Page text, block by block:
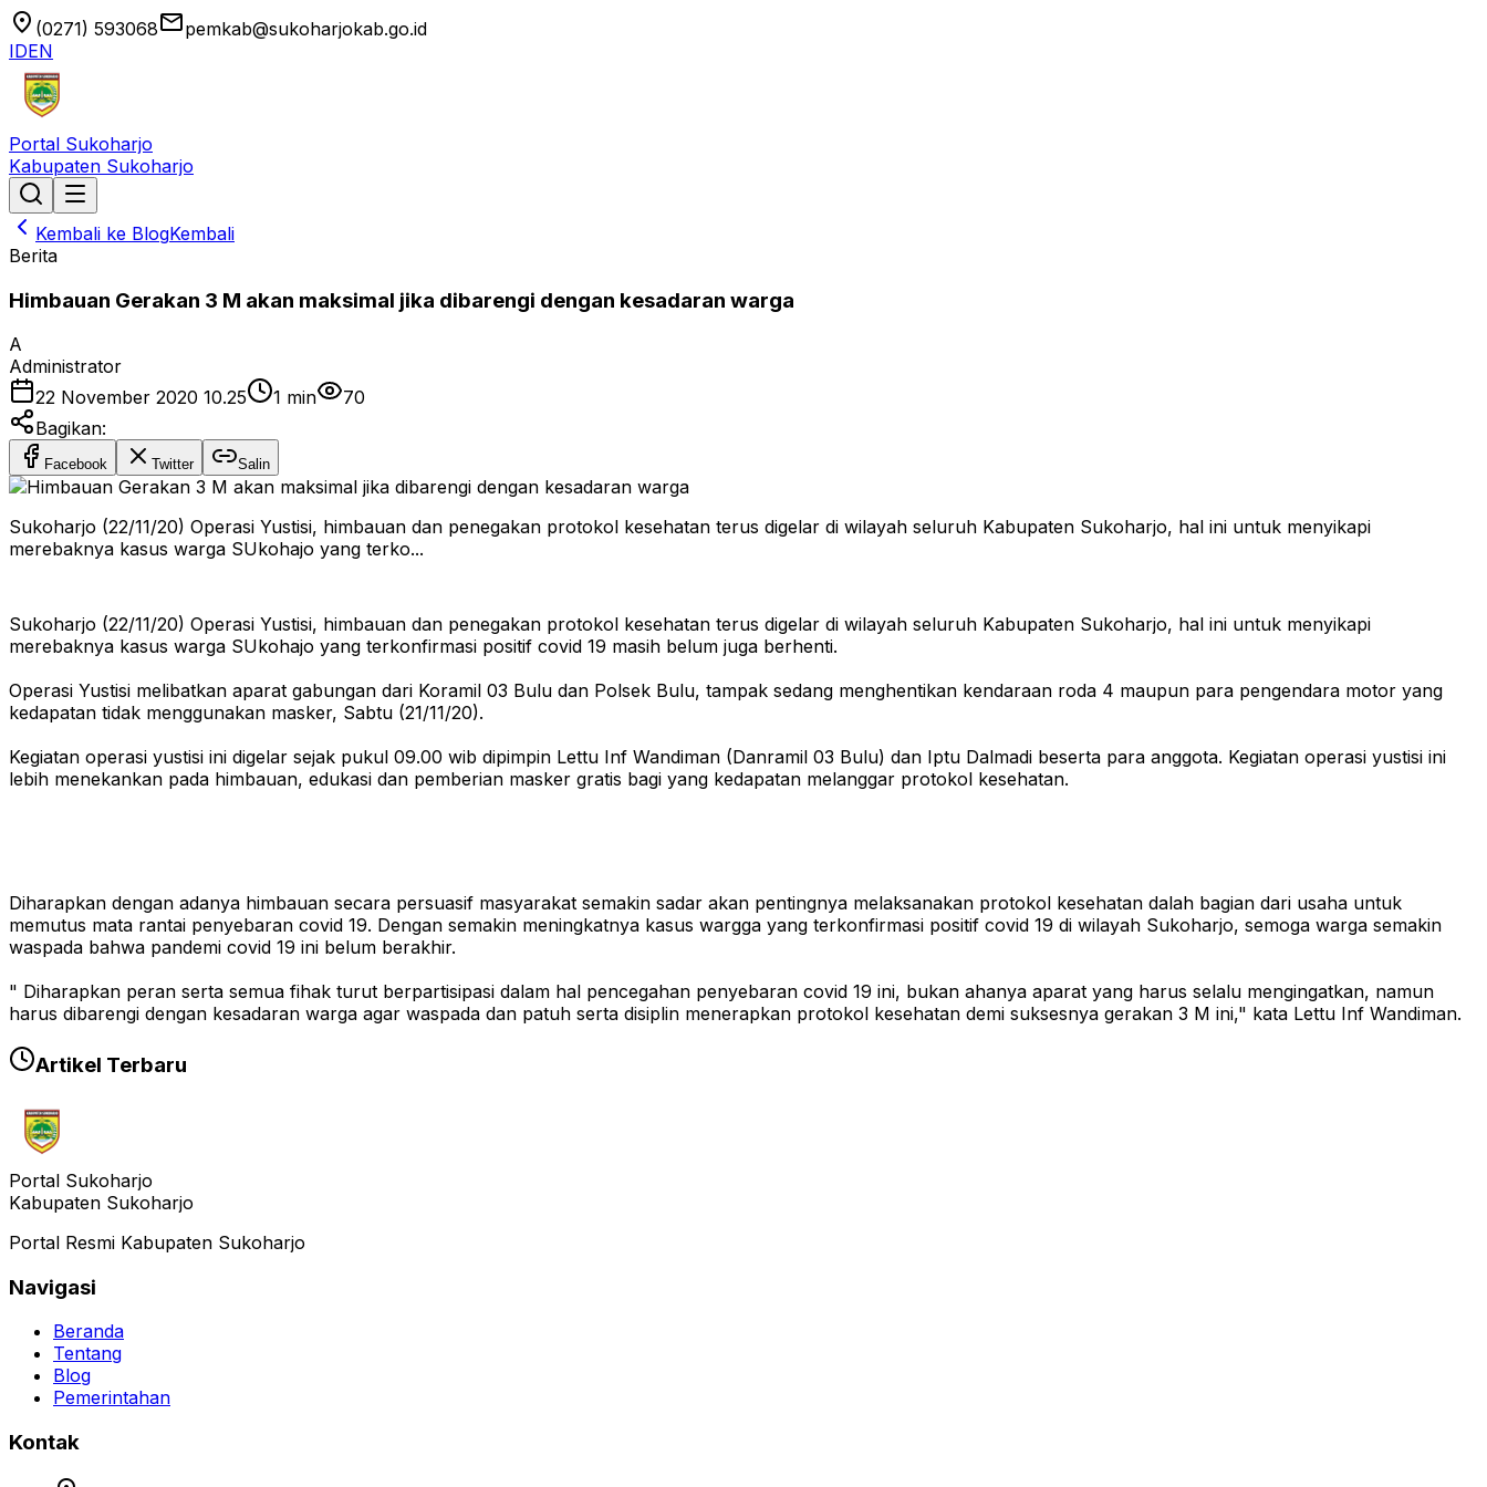
location_on (0271) 593068emailpemkab@sukoharjokab.go.id
IDEN
Portal Sukoharjo
Kabupaten Sukoharjo
Kembali ke BlogKembali
Berita
Himbauan Gerakan 3 M akan maksimal jika dibarengi dengan kesadaran warga
A
Administrator
22 November 2020 10.25
1 min
70
Bagikan:
Facebook Twitter Salin
Sukoharjo (22/11/20) Operasi Yustisi, himbauan dan penegakan protokol kesehatan terus digelar di wilayah seluruh Kabupaten Sukoharjo, hal ini untuk menyikapi
merebaknya kasus warga SUkohajo yang terko...
Sukoharjo (22/11/20) Operasi Yustisi, himbauan dan penegakan protokol kesehatan terus digelar di wilayah seluruh Kabupaten Sukoharjo, hal ini untuk menyikapi
merebaknya kasus warga SUkohajo yang terkonfirmasi positif covid 19 masih belum juga berhenti.
Operasi Yustisi melibatkan aparat gabungan dari Koramil 03 Bulu dan Polsek Bulu, tampak sedang menghentikan kendaraan roda 4 maupun para pengendara motor yang
kedapatan tidak menggunakan masker, Sabtu (21/11/20).
Kegiatan operasi yustisi ini digelar sejak pukul 09.00 wib dipimpin Lettu Inf Wandiman (Danramil 03 Bulu) dan Iptu Dalmadi beserta para anggota. Kegiatan operasi yustisi ini
lebih menekankan pada himbauan, edukasi dan pemberian masker gratis bagi yang kedapatan melanggar protokol kesehatan.
Diharapkan dengan adanya himbauan secara persuasif masyarakat semakin sadar akan pentingnya melaksanakan protokol kesehatan dalah bagian dari usaha untuk
memutus mata rantai penyebaran covid 19. Dengan semakin meningkatnya kasus wargga yang terkonfirmasi positif covid 19 di wilayah Sukoharjo, semoga warga semakin
waspada bahwa pandemi covid 19 ini belum berakhir.
" Diharapkan peran serta semua fihak turut berpartisipasi dalam hal pencegahan penyebaran covid 19 ini, bukan ahanya aparat yang harus selalu mengingatkan, namun
harus dibarengi dengan kesadaran warga agar waspada dan patuh serta disiplin menerapkan protokol kesehatan demi suksesnya gerakan 3 M ini," kata Lettu Inf Wandiman.
Artikel Terbaru
Portal Sukoharjo
Kabupaten Sukoharjo
Portal Resmi Kabupaten Sukoharjo
Navigasi
Beranda
Tentang
Blog
Pemerintahan
Kontak